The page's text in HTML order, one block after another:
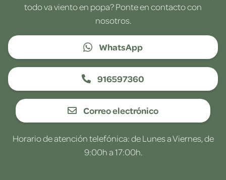
todo va viento en popa? Ponte en contacto con
nosotros.
WhatsApp
916597360
Correo electrónico
Horario de atención telefónica: de Lunes a Viernes, de
9:00h a 17:00h.